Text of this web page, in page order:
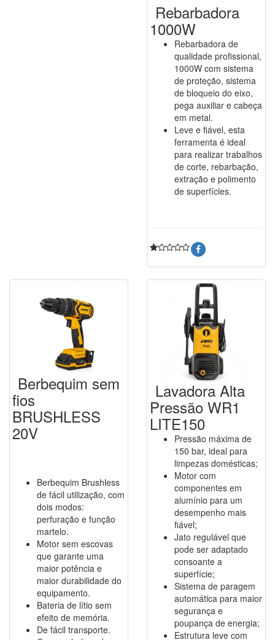
Rebarbadora
1000W
Rebarbadora de
qualidade profissional,
1000W com sistema
de proteção, sistema
de bloqueio do eixo,
pega auxiliar e cabeça
em metal.
Leve e fiável, esta
ferramenta é ideal
para realizar trabalhos
de corte, rebarbação,
extração e polimento
de superfícies.
Berbequim sem
fios
BRUSHLESS
20V
Berbequim Brushless
de fácil utilização, com
dois modos:
perfuração e função
martelo.
Motor sem escovas
que garante uma
maior potência e
maior durabilidade do
equipamento.
Bateria de lítio sem
efeito de memória.
De fácil transporte.
Lavadora Alta
Pressão WR1
LITE150
Pressão máxima de
150 bar, ideal para
limpezas domésticas;
Motor com
componentes em
alumínio para um
desempenho mais
fiável;
Jato regulável que
pode ser adaptado
consoante a
superfície;
Sistema de paragem
automática para maior
segurança e
poupança de energia;
Estrutura leve com